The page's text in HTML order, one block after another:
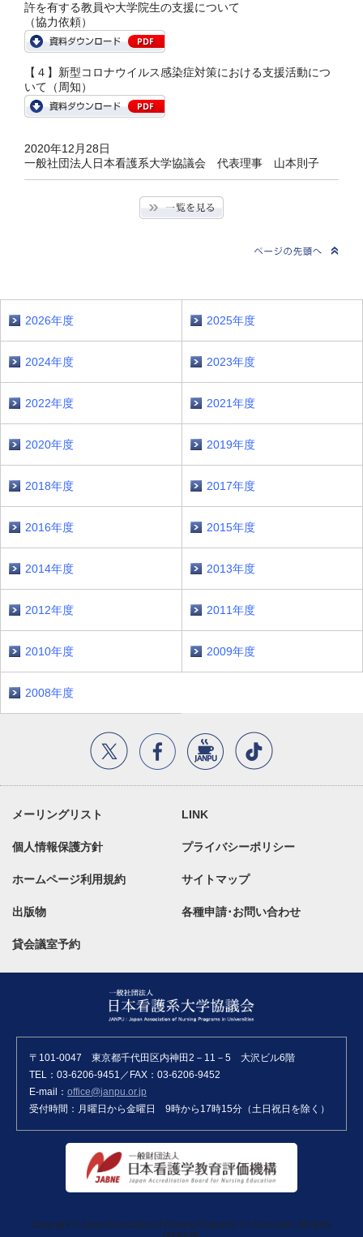
許を有する教員や大学院生の支援について
（協力依頼）
【４】新型コロナウイルス感染症対策における支援活動につ
いて（周知）
2020年12 月 28日
一般社団法人日本看護系大学協議会 代表理事 山本則子
2026年度 2025年度
2024年度 2023年度
2022年度 2021年度
2020年度 2019年度
2018年度 2017年度
2016年度 2015年度
2014年度 2013年度
2012年度 2011年度
2010年度 2009年度
2008年度
メーリングリスト LINK
個人情報保護方針 プライバシーポリシー
ホームページ利用規約 サイトマップ
出版物 各種申請･お問い合わせ
貸会議室予約
〒101-0047 東京都千代田区内神田2－11－5 大沢ビル6階
TEL：03-6206-9451／FAX：03-6206-9452
E-mail： office@janpu.or.jp
受付時間：月曜日から金曜日 9時から17時15分（土日祝日を除く）
Copyright © Japan Association of Nursing Programs in Universities. All rights
reserved.